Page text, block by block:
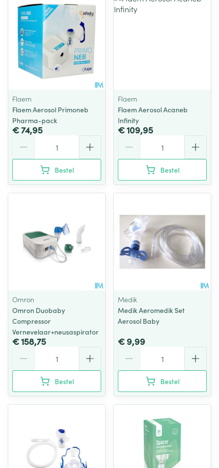
Flaem
Flaem Aerosol Primoneb
Pharma-pack
€ 74,95
Bestel
Flaem
Flaem Aerosol Acaneb
Infinity
€ 109,95
Bestel
Omron
Omron Duobaby
Compressor
Vernevelaar+neusaspirator
€ 158,75
Bestel
Medik
Medik Aeromedik Set
Aerosol Baby
€ 9,99
Bestel